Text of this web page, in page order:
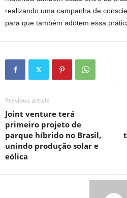
realizando uma campanha de
para que também adotem essa
Previous article
Joint venture terá
primeiro projeto de
parque híbrido no Brasil,
unindo produção solar e
eólica